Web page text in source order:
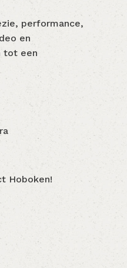
performance,
en
tot een
Hoboken!